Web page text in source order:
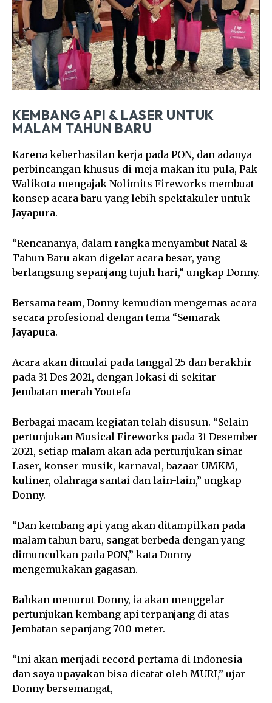
KEMBANG API & LASER UNTUK
MALAM TAHUN BARU
Karena keberhasilan kerja pada PON, dan adanya
perbincangan khusus di meja makan itu pula, Pak
Walikota mengajak Nolimits Fireworks membuat
konsep acara baru yang lebih spektakuler untuk
Jayapura.
“Rencananya, dalam rangka menyambut Natal &
Tahun Baru akan digelar acara besar, yang
berlangsung sepanjang tujuh hari,” ungkap Donny.
Bersama team, Donny kemudian mengemas acara
secara profesional dengan tema “Semarak
Jayapura.
Acara akan dimulai pada tanggal 25 dan berakhir
pada 31 Des 2021, dengan lokasi di sekitar
Jembatan merah Youtefa
Berbagai macam kegiatan telah disusun. “Selain
pertunjukan Musical Fireworks pada 31 Desember
2021, setiap malam akan ada pertunjukan sinar
Laser, konser musik, karnaval, bazaar UMKM,
kuliner, olahraga santai dan lain-lain,” ungkap
Donny.
“Dan kembang api yang akan ditampilkan pada
malam tahun baru, sangat berbeda dengan yang
dimunculkan pada PON,” kata Donny
mengemukakan gagasan.
Bahkan menurut Donny, ia akan menggelar
pertunjukan kembang api terpanjang di atas
Jembatan sepanjang 700 meter.
“Ini akan menjadi record pertama di Indonesia
dan saya upayakan bisa dicatat oleh MURI,” ujar
Donny bersemangat,